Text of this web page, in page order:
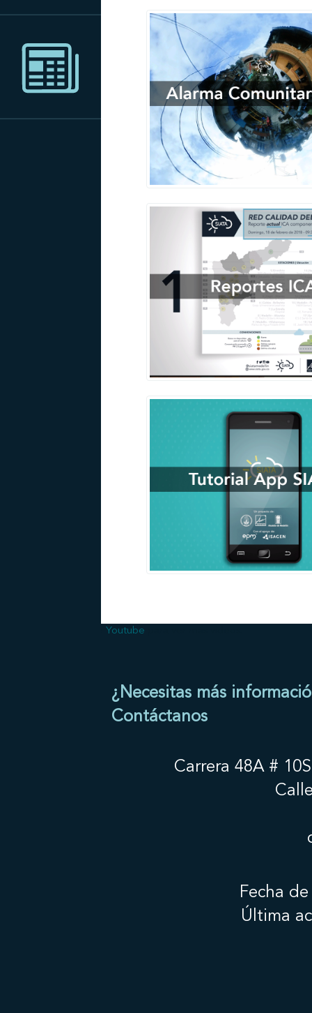
Youtube
¿Necesitas más
Contáctanos
Carrera 48A #
Fecha
Última